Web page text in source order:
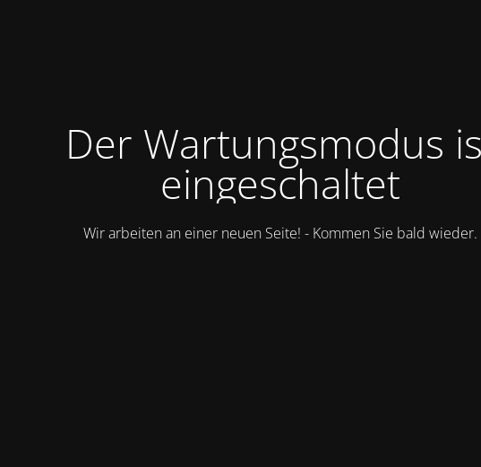
Der Wartungsmodus
eingeschaltet
Wir arbeiten an einer neuen Seite! - Kommen Sie bald wieder.